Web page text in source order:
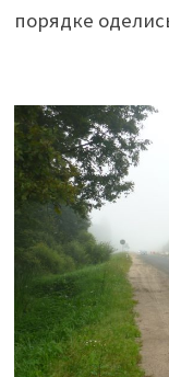
порядке